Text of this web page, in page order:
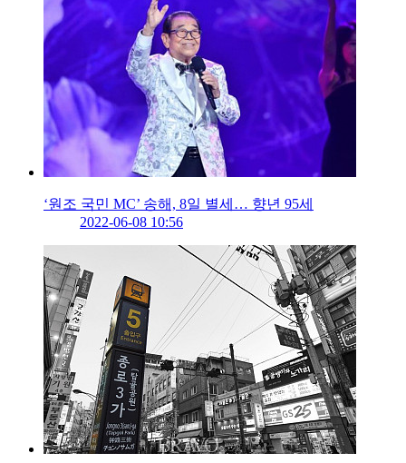
‘원조 국민 MC’ 송해, 8일 별세… 향년 95세
2022-06-08 10:56